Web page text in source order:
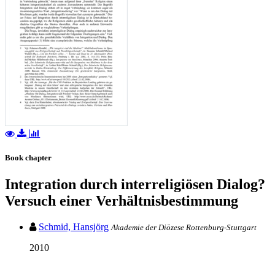
Book chapter
Integration durch interreligiösen Dialog?
Versuch einer Verhältnisbestimmung
Schmid, Hansjörg Akademie der Diözese Rottenburg-Stuttgart
2010